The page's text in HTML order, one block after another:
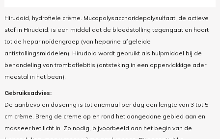
Hirudoid, hydrofiele crème. Mucopolysaccharidepolysulfaat, de actieve
stof in Hirudoid, is een middel dat de bloedstolling tegengaat en hoort
tot de heparinoïdengroep (van heparine afgeleide
antistollingsmiddelen). Hirudoid wordt gebruikt als hulpmiddel bij de
behandeling van tromboflebitis (ontsteking in een oppervlakkige ader
meestal in het been).
Gebruiksadvies:
De aanbevolen dosering is tot driemaal per dag een lengte van 3 tot 5
cm crème. Breng de creme op en rond het aangedane gebied aan en
masseer het licht in. Zo nodig, bijvoorbeeld aan het begin van de